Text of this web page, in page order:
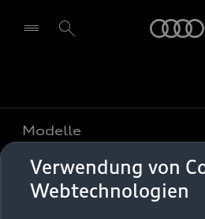
Modelle
Alle Modelle
Kaufen & leasen
Verwendung von
Webtechnologien